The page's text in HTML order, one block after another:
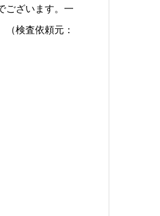
ございます。一
検査依頼元：